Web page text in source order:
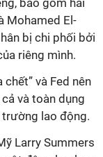
bao gồm hai
Mohamed El-
bị chi phối bởi
riêng mình.
chết” và Fed nên
và toàn dụng
lao động.
Larry Summers